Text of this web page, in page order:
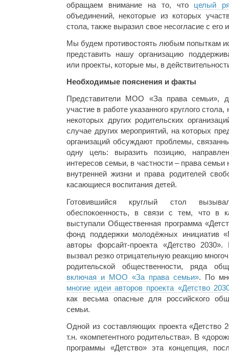
обращаем внимание на то, что целый
объединений, некоторые из которых
стола, также выразил свое несогласие с его
Мы будем противостоять любым попыткам
представить нашу организацию
или проекты, которые мы, в
Необходимые пояснения и факты
Представители МОО «За права семьи»,
участие в работе указанного круглого
некоторых других родительских
случае других мероприятий, на которых
организаций обсуждают проблемы,
одну цель: выразить позицию,
интересов семьи, в частности – права
внутренней жизни и права родителей
касающиеся воспитания детей.
Готовившийся круглый стол
обеспокоенность, в связи с тем, что в
выступали Общественная программа
фонд поддержки молодёжных инициатив
авторы форсайт-проекта «Детство
вызвал резко отрицательную реакцию
родительской общественности, ряда
включая и МОО «За права семьи». По
многие идеи авторов проекта «Детство
как весьма опасные для российского
семьи.
Одной из составляющих проекта «Детство
т.н. «компетентного родительства». В
программы «Детство» эта концепция,